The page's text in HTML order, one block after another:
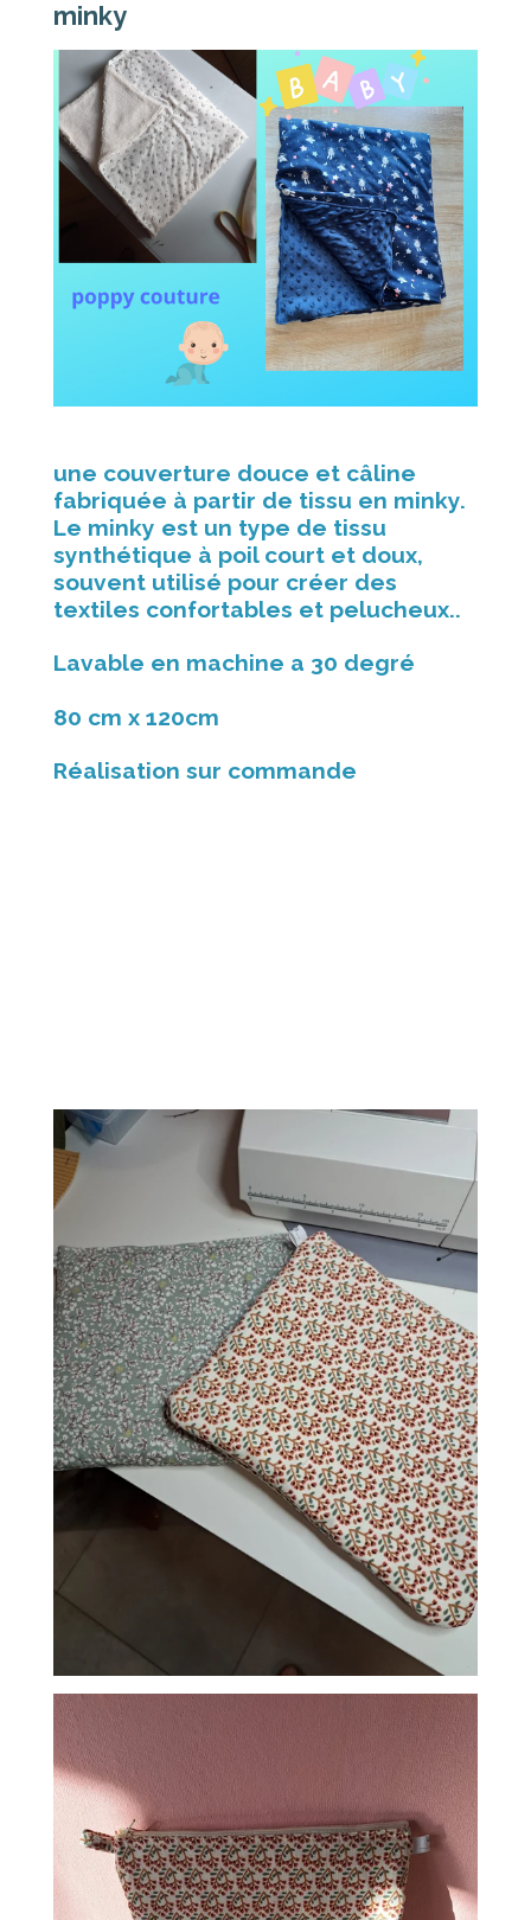
minky
une couverture douce et câline
fabriquée à partir de tissu en minky.
Le minky est un type de tissu
synthétique à poil court et doux,
souvent utilisé pour créer des
textiles confortables et pelucheux..
Lavable en machine a 30 degré
80 cm x 120cm
Réalisation sur commande